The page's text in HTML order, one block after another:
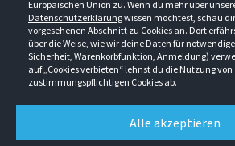
Europäischen Union zu. Wenn du mehr über
Datenschutzerklärungwissen möchtest, schau
vorgesehenen Abschnitt zu Cookies an. Dort
über die Weise, wie wir deine Daten für
Sicherheit, Warenkorbfunktion, Anmeldung)
auf „Cookies verbieten“ lehnst du die Nutzung von
zustimmungspflichtigen Cookies ab.
Alle akzeptieren
Kataloge
Jobs & Ausbildung
Retouren/Reklamationen
Berlin-Schönefeld: +49 30 68 29 54-0
Saerbeck: +49 2574 88750-0
Weißenhorn: +49 731 3982-0
info@groener-schulze.com
Freitag
9:00 - 15:00
FOLGE UNS
AGB Datenschutzbestimmungen
Alle Rechte vorbehalten. © Gröner-Schulze GmbH 2026